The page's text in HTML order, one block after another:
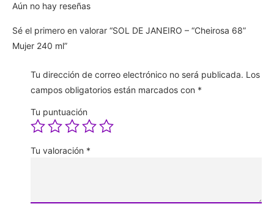
Aún no hay reseñas
Sé el primero en valorar “SOL DE JANEIRO – “Cheirosa 68”
Mujer 240 ml”
Tu dirección de correo electrónico no será publicada. Los
campos obligatorios están marcados con *
Tu puntuación
Tu valoración *